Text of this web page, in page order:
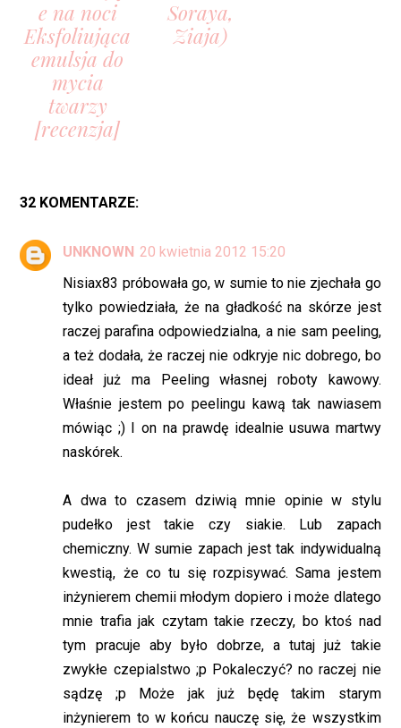
e na noci
Eksfoliująca
emulsja do
mycia
twarzy
[recenzja]
Soraya,
Ziaja)
32 KOMENTARZE:
UNKNOWN 20 kwietnia 2012 15:20
Nisiax83 próbowała go, w sumie to nie zjechała go
tylko powiedziała, że na gładkość na skórze jest
raczej parafina odpowiedzialna, a nie sam peeling,
a też dodała, że raczej nie odkryje nic dobrego, bo
ideał już ma Peeling własnej roboty kawowy.
Właśnie jestem po peelingu kawą tak nawiasem
mówiąc ;) I on na prawdę idealnie usuwa martwy
naskórek.
A dwa to czasem dziwią mnie opinie w stylu
pudełko jest takie czy siakie. Lub zapach
chemiczny. W sumie zapach jest tak indywidualną
kwestią, że co tu się rozpisywać. Sama jestem
inżynierem chemii młodym dopiero i może dlatego
mnie trafia jak czytam takie rzeczy, bo ktoś nad
tym pracuje aby było dobrze, a tutaj już takie
zwykłe czepialstwo ;p Pokaleczyć? no raczej nie
sądzę ;p Może jak już będę takim starym
inżynierem to w końcu nauczę się, że wszystkim